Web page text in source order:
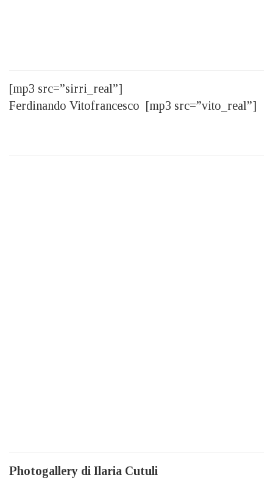
[mp3 src=”sirri_real”]
Ferdinando Vitofrancesco [mp3 src=”vito_real”]
Photogallery di Ilaria Cutuli